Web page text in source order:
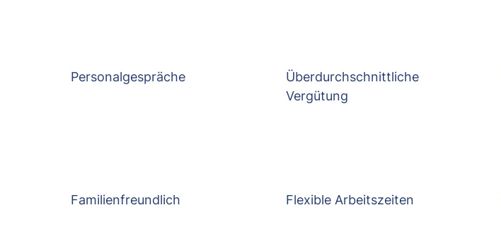
Personalgespräche
Überdurchschnittliche
Vergütung
Familienfreundlich Flexible Arbeitszeiten